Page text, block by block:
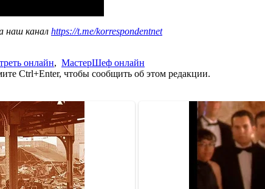
наш канал https://t.me/korrespondentnet
онлайн, МастерШеф онлайн
Ctrl+Enter, чтобы сообщить об этом редакции.